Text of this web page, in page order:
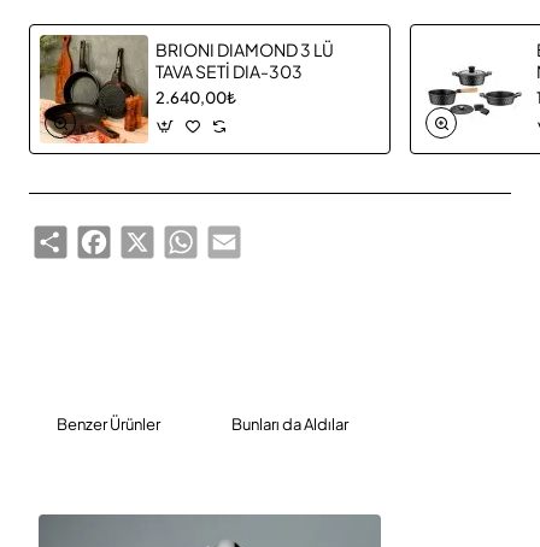
BRIONI DIAMOND 3 LÜ
TAVA SETİ DIA-303
2.640,00₺
ShareFacebook
X WhatsApp
Email
Benzer Ürünler Bunları da Aldılar